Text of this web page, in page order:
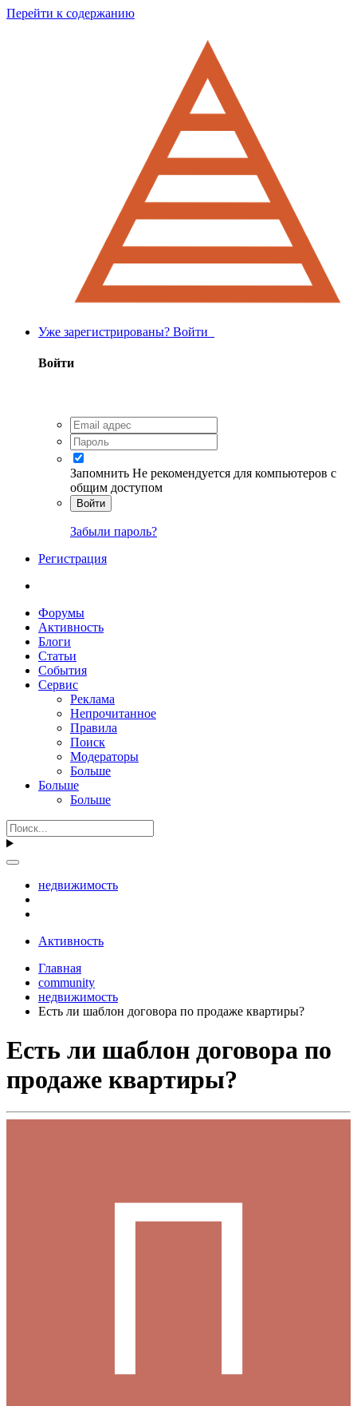
Перейти к содержанию
Уже зарегистрированы? Войти
Войти
Запомнить Не рекомендуется для компьютеров с
общим доступом
Войти
Забыли пароль?
Регистрация
Форумы
Активность
Блоги
Статьи
События
Сервис
Реклама
Непрочитанное
Правила
Поиск
Модераторы
Больше
Больше
Больше
недвижимость
Активность
Главная
community
недвижимость
Есть ли шаблон договора по продаже квартиры?
Есть ли шаблон договора по
продаже квартиры?